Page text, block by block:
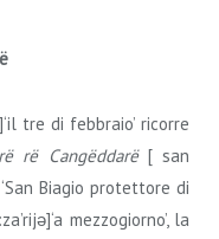
tre di febbraio’ ricorre
rë Cangëddarë[ san
Biagio protettore di
mezzogiorno’, la